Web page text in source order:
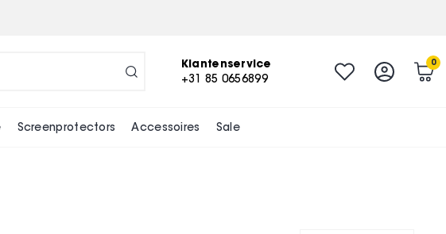
Klantenservice
+31 85 0656899
0
Screenprotectors Accessoires Sale